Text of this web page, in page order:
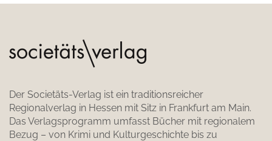
Der Societäts-Verlag ist ein traditionsreicher
Regionalverlag in Hessen mit Sitz in Frankfurt am Main.
Das Verlagsprogramm umfasst Bücher mit regionalem
Bezug – von Krimi und Kulturgeschichte bis zu